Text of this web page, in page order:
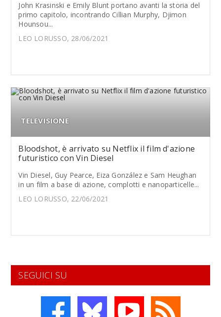
John Krasinski e Emily Blunt portano avanti la storia del
primo capitolo, incontrando Cillian Murphy, Djimon
Hounsou...
LEO LORUSSO, 28/06/2021
TELEVISIONE
Bloodshot, è arrivato su Netflix il film d'azione
futuristico con Vin Diesel
Vin Diesel, Guy Pearce, Eiza González e Sam Heughan
in un film a base di azione, complotti e nanoparticelle...
LEO LORUSSO, 22/06/2021
SEGUICI SU